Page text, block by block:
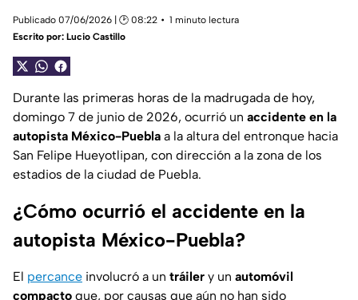
Publicado 07/06/2026 | 🕑 08:22
1 minuto lectura
Escrito por: Lucio Castillo
Durante las primeras horas de la madrugada de hoy,
domingo 7 de junio de 2026, ocurrió un accidente en la
autopista México-Puebla a la altura del entronque hacia
San Felipe Hueyotlipan, con dirección a la zona de los
estadios de la ciudad de Puebla.
¿Cómo ocurrió el accidente en la
autopista México-Puebla?
El percance involucró a un tráiler y un automóvil
compacto que, por causas que aún no han sido